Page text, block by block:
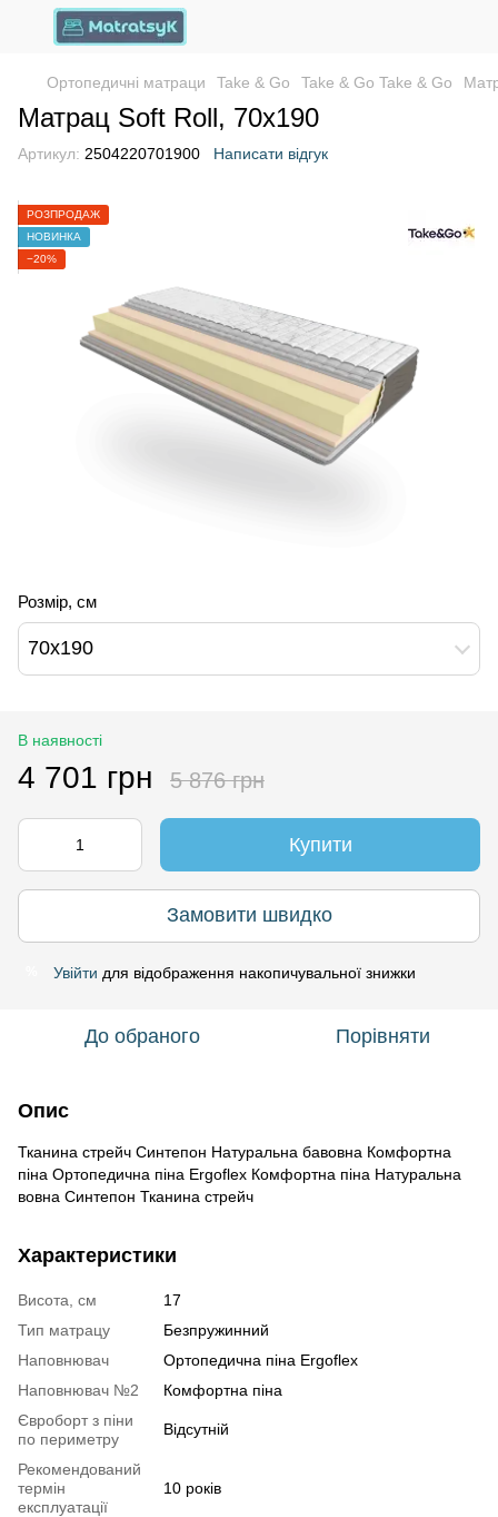
Ортопедичні матраци Take & Go Take & Go Take & Go
Матрац Soft Roll, 70х190
Артикул: 2504220701900 Написати відгук
РОЗПРОДАЖ
НОВИНКА
−20%
Розмір, см
70х190
В наявності
4 701 грн 5 876 грн
Купити
Замовити швидко
Увійти для відображення накопичувальної знижки
До обраного Порівняти
Опис
Тканина стрейч Синтепон Натуральна бавовна Комфортна
піна Ортопедична піна Ergoflex Комфортна піна Натуральна
вовна Синтепон Тканина стрейч
Характеристики
Висота, см
17
Тип матрацу
Безпружинний
Наповнювач
Ортопедична піна Ergoflex
Наповнювач №2
Комфортна піна
Євроборт з піни
по периметру
Відсутній
Рекомендований
термін
експлуатації
10 років